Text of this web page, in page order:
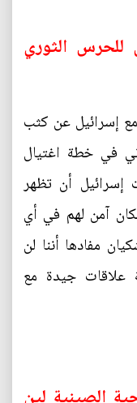
للحرس الثوري
مع إسرائيل عن كثب
في خطة اغتيال
إسرائيل أن تظهر
آمن لهم في أي
مفادها أننا لن
علاقات جيدة مع